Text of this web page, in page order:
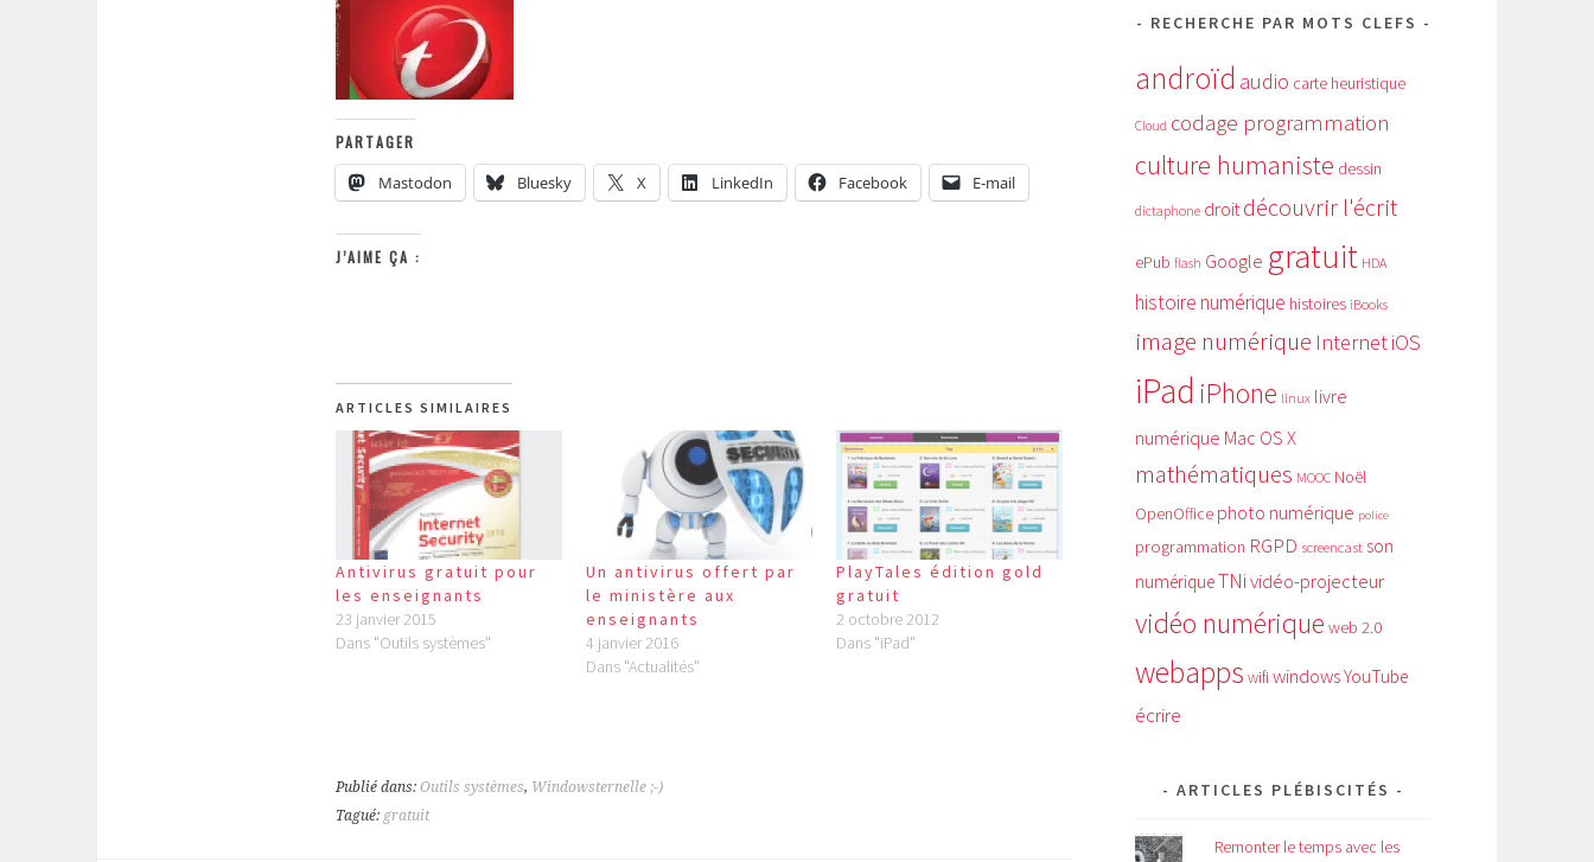
PARTAGER
Mastodon Bluesky X LinkedIn Facebook E-mail
J’AIME ÇA :
ARTICLES SIMILAIRES
Antivirus gratuit pour
les enseignants
23 janvier 2015
Dans "Outils systèmes"
Un antivirus offert par
le ministère aux
enseignants
4 janvier 2016
Dans "Actualités"
PlayTales édition gold
gratuit
2 octobre 2012
Dans "iPad"
Publié dans: Outils systèmes, Windowsternelle ;-)
Tagué: gratuit
RECHERCHE PAR MOTS CLEFS
androïd audio carte heuristique
Cloud codage programmation
culture humaniste dessin
dictaphone droit découvrir l'écrit
ePub flash Google gratuit HDA
histoire numérique histoires iBooks
image numérique InternetiOS
iPad iPhone linux livre
numérique Mac OS X
mathématiques MOOC Noël
OpenOffice photo numérique police
programmation RGPD screencast son
numériqueTNividéo-projecteur
vidéo numérique web 2.0
webapps wifi windowsYouTube
écrire
ARTICLES PLÉBISCITÉS
Remonter le temps avec les